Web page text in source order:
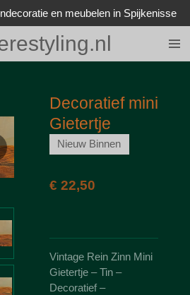
en meubelen in Spijkenisse
Decoratief mini
Gietertje
Nieuw Binnen
€ 22,50
Vintage Rein Zinn Mini
Gietertje – Tin –
Decoratief –